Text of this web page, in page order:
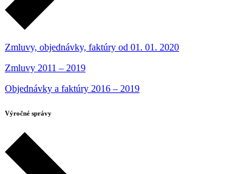
Zmluvy, objednávky, faktúry od 01. 01. 2020
Zmluvy 2011 – 2019
Objednávky a faktúry 2016 – 2019
Výročné správy